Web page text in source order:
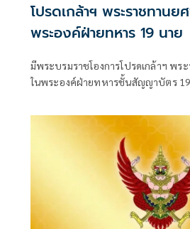
โปรดเกล้าฯ พระราชทานยศ
พระองค์ฝ่ายทหาร 19 นาย
มีพระบรมราชโองการโปรดเกล้าฯ พร
ในพระองค์ฝ่ายทหารชั้นสัญญาบัตร 19